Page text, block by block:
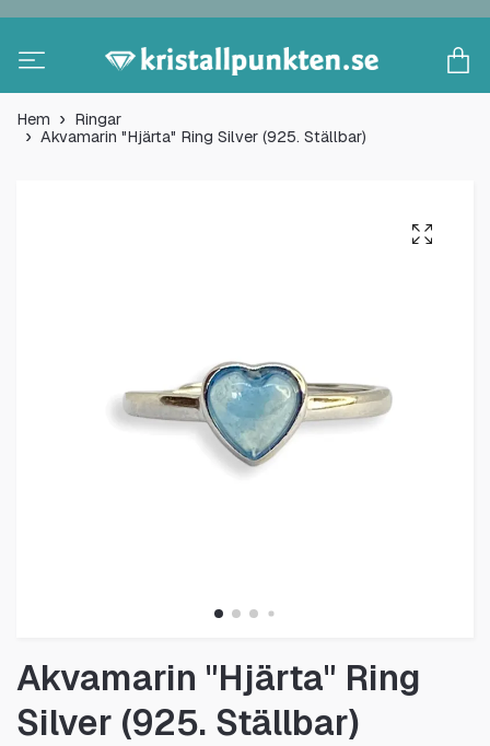
Hem
Ringar
Akvamarin "Hjärta" Ring Silver (925. Ställbar)
Akvamarin "Hjärta" Ring
Silver (925. Ställbar)